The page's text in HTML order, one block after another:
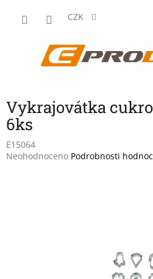
CZK
Vykrajovátka
6ks
E15064
Průměrné
Neohodnoceno Podrobnosti